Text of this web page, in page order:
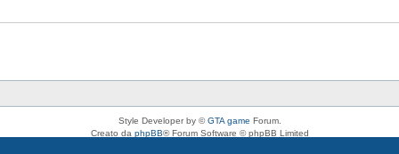
Style Developer by ©GTA game Forum.
Creato da phpBB® Forum Software © phpBB Limited